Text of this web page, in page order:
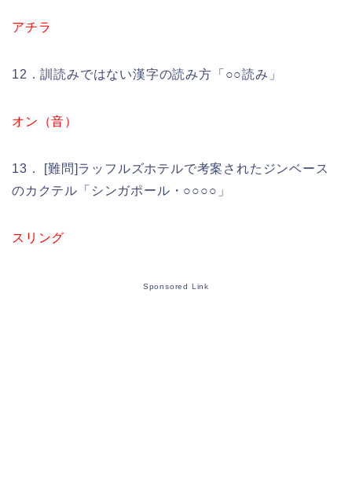
アチラ
12．訓読みではない漢字の読み方「○○読み」
オン（音）
13． [難問]ラッフルズホテルで考案されたジンベース
のカクテル「シンガポール・○○○○」
スリング
Sponsored Link